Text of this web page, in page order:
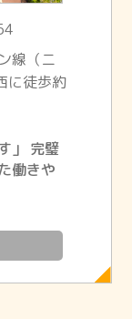
線（ニ
に徒歩約
」 完璧
働きや